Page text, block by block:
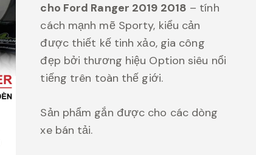
cho Ford Ranger 2019 2018 – tính
cách mạnh mẽ Sporty, kiểu cản
được thiết kế tinh xảo, gia công
đẹp bởi thương hiệu Option siêu nổi
tiếng trên toàn thế giới.
Sản phẩm gắn được cho các dòng
xe bán tải.